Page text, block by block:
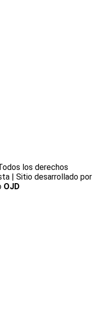
los derechos
| Sitio desarrollado por
OJD